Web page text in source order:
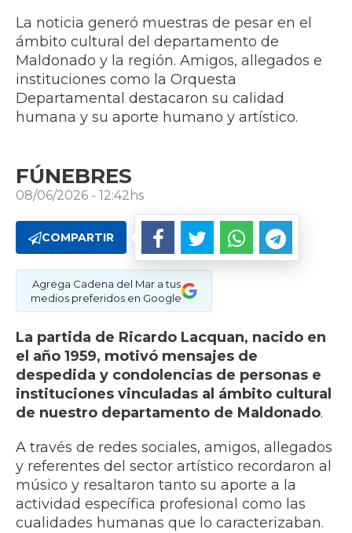
La noticia generó muestras de pesar en el
ámbito cultural del departamento de
Maldonado y la región. Amigos, allegados e
instituciones como la Orquesta
Departamental destacaron su calidad
humana y su aporte humano y artístico.
FÚNEBRES
08/06/2026 - 12:42hs
COMPARTIR
Agrega Cadena del Mar a tus
medios preferidos en Google
La partida de Ricardo Lacquan, nacido en
el año 1959, motivó mensajes de
despedida y condolencias de personas e
instituciones vinculadas al ámbito cultural
de nuestro departamento de Maldonado.
A través de redes sociales, amigos, allegados
y referentes del sector artístico recordaron al
músico y resaltaron tanto su aporte a la
actividad específica profesional como las
cualidades humanas que lo caracterizaban.